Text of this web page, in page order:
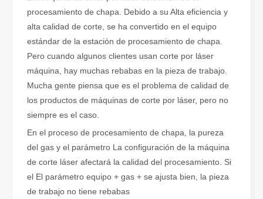
¿Qué es el corte por láser de tubos?
El corte por láser de tubos es una tecnología clave en la
procesamiento de chapa. Debido a su Alta eficiencia y
alta calidad de corte, se ha convertido en el equipo
estándar de la estación de procesamiento de chapa.
Pero cuando algunos clientes usan corte por láser
máquina, hay muchas rebabas en la pieza de trabajo.
Mucha gente piensa que es el problema de calidad de
los productos de máquinas de corte por láser, pero no
siempre es el caso.
En el proceso de procesamiento de chapa, la pureza
del gas y el parámetro La configuración de la máquina
de corte láser afectará la calidad del procesamiento. Si
el El parámetro equipo + gas + se ajusta bien, la pieza
de trabajo no tiene rebabas